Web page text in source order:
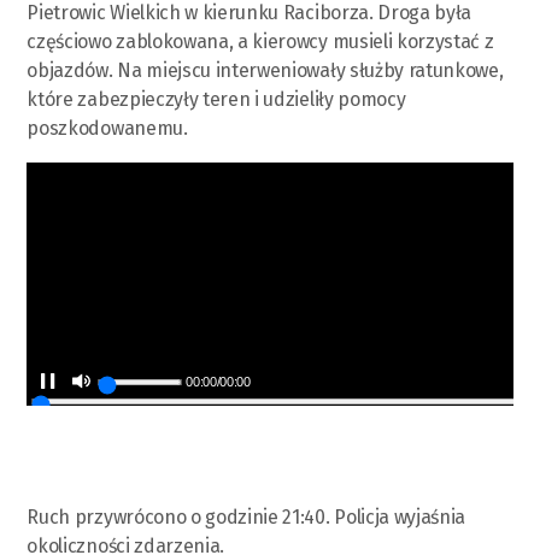
Pietrowic Wielkich w kierunku Raciborza. Droga była
częściowo zablokowana, a kierowcy musieli korzystać z
objazdów. Na miejscu interweniowały służby ratunkowe,
które zabezpieczyły teren i udzieliły pomocy
poszkodowanemu.
00:00/00:00
Ruch przywrócono o godzinie 21:40. Policja wyjaśnia
okoliczności zdarzenia.